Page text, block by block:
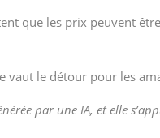
que les prix peuvent
vaut le détour pour les
par une IA, et elle